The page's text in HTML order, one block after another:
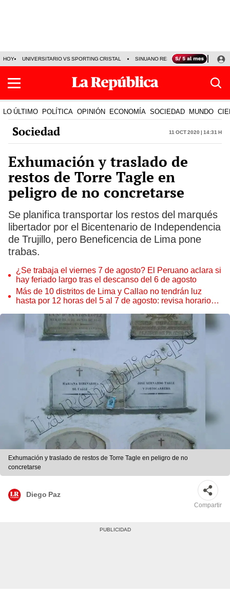
HOY UNIVERSITARIO VS SPORTING CRISTAL SINUANO RESULTADOS HOY
LO ÚLTIMO POLÍTICA OPINIÓN ECONOMÍA SOCIEDAD MUNDO
Sociedad 11 Oct 2020 | 14:31 h
Exhumación y traslado de
restos de Torre Tagle en
peligro de no concretarse
Se planifica transportar los restos del marqués
libertador por el Bicentenario de Independencia
de Trujillo, pero Beneficencia de Lima pone
trabas.
¿Se trabaja el viernes 7 de agosto? El Peruano aclara si
hay feriado largo tras el descanso del 6 de agosto
Más de 10 distritos de Lima y Callao no tendrán luz
hasta por 12 horas del 5 al 7 de agosto: revisa horarios y
Exhumación y traslado de restos de Torre Tagle en peligro de no
concretarse
Diego Paz
Compartir